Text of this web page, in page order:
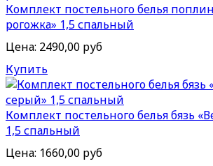
Комплект постельного белья
рогожка» 1,5 спальный
Цена: 2490,00 руб
Купить
Комплект постельного белья бязь
1,5 спальный
Цена: 1660,00 руб